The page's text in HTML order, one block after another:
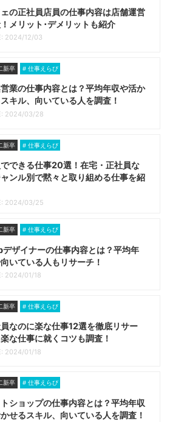
の正社員店員の仕事内容は店舗運営
メリット･デメリットも紹介
2024/12/03
新卒 仕事えらび
業の仕事内容とは？平均年収や活か
キル、向いている人を調査！
2024/03/28
新卒 仕事えらび
できる仕事20選！在宅・正社員な
ンル別で黙々と取り組める仕事を紹
2024/03/25
新卒 仕事えらび
ザイナーの仕事内容とは？平均年
いている人もリサーチ！
2024/01/18
新卒 仕事えらび
なのに楽な仕事12選を徹底リサー
な仕事に就くコツも調査！
2024/01/18
新卒 仕事えらび
ショップの仕事内容とは？平均年収
せるスキル、向いている人を調査！